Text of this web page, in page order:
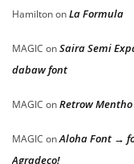
HamiltononLa Formula
MAGIC onSaira Semi
dabaw font
MAGIC onRetrow
MAGIC onAloha Font →
Agradeço!